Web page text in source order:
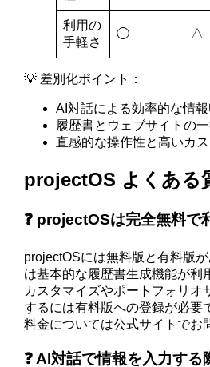
利用の
手軽さ
◯ △
💡 差別化ポイント：
AI対話による効率的な情
履歴書とウェブサイトの
直感的な操作性と高いカ
projectOS よくある
❓ projectOSは完全無料で
projectOSには無料版と有料版
は基本的な履歴書生成機能が利
カスタマイズやポートフォリオ
するには有料版への登録が必要
料金については公式サイトでお
❓ AI対話で情報を入力す